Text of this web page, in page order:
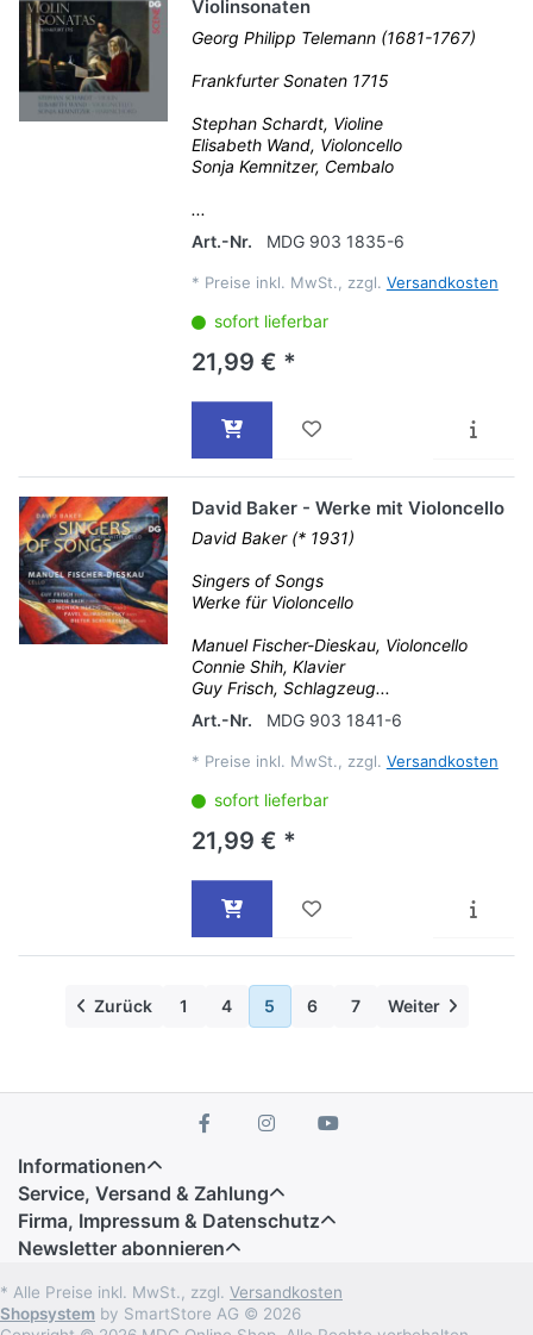
Violinsonaten
Georg Philipp Telemann (1681-1767)
Frankfurter Sonaten 1715
Stephan Schardt, Violine
Elisabeth Wand, Violoncello
Sonja Kemnitzer, Cembalo
...
Art.-Nr.
MDG 903 1835-6
* Preise inkl. MwSt., zzgl. Versandkosten
sofort lieferbar
21,99 € *
David Baker - Werke mit Violoncello
David Baker (* 1931)
Singers of Songs
Werke für Violoncello
Manuel Fischer-Dieskau, Violoncello
Connie Shih, Klavier
Guy Frisch, Schlagzeug...
Art.-Nr.
MDG 903 1841-6
* Preise inkl. MwSt., zzgl. Versandkosten
sofort lieferbar
21,99 € *
Zurück 1 4 5 6 7 Weiter
Informationen
Service, Versand & Zahlung
Firma, Impressum & Datenschutz
Newsletter abonnieren
* Alle Preise inkl. MwSt., zzgl. Versandkosten
Shopsystem by SmartStore AG © 2026